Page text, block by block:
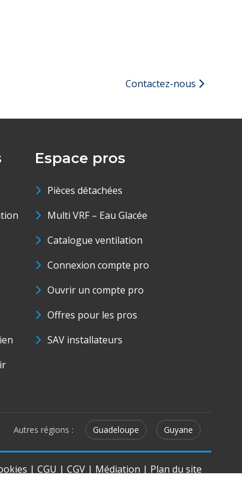
Contactez-nous
Espace pros
Pièces détachées
Multi VRF – Eau Glacée
Catalogue ventilation
Connexion compte pro
Ouvrir un compte pro
Offres pour les pros
SAV installateurs
Autres régions : Guadeloupe Guyane
| CGU | CGV | Médiation | Plan du site